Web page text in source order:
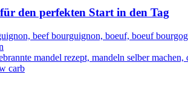
den perfekten Start in den Tag